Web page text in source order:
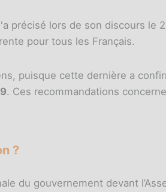
précisé lors de son discours le
pour tous les Français.
puisque cette dernière a
. Ces recommandations
?
du gouvernement devant